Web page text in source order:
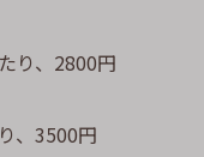
り、2800円
、3500円